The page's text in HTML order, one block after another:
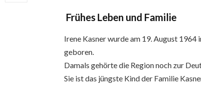
Frühes Leben und Familie
Irene Kasner wurde am 19. August
geboren.
Damals gehörte die Region noch zur
Sie ist das jüngste Kind der Familie